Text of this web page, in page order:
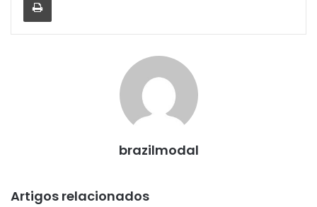
brazilmodal
Artigos relacionados